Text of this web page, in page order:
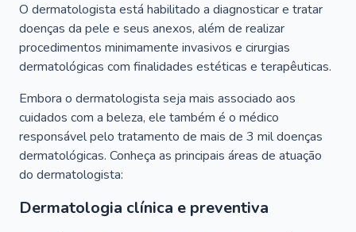
O dermatologista está habilitado a diagnosticar e tratar
doenças da pele e seus anexos, além de realizar
procedimentos minimamente invasivos e cirurgias
dermatológicas com finalidades estéticas e terapêuticas.
Embora o dermatologista seja mais associado aos
cuidados com a beleza, ele também é o médico
responsável pelo tratamento de mais de 3 mil doenças
dermatológicas. Conheça as principais áreas de atuação
do dermatologista:
Dermatologia clínica e preventiva